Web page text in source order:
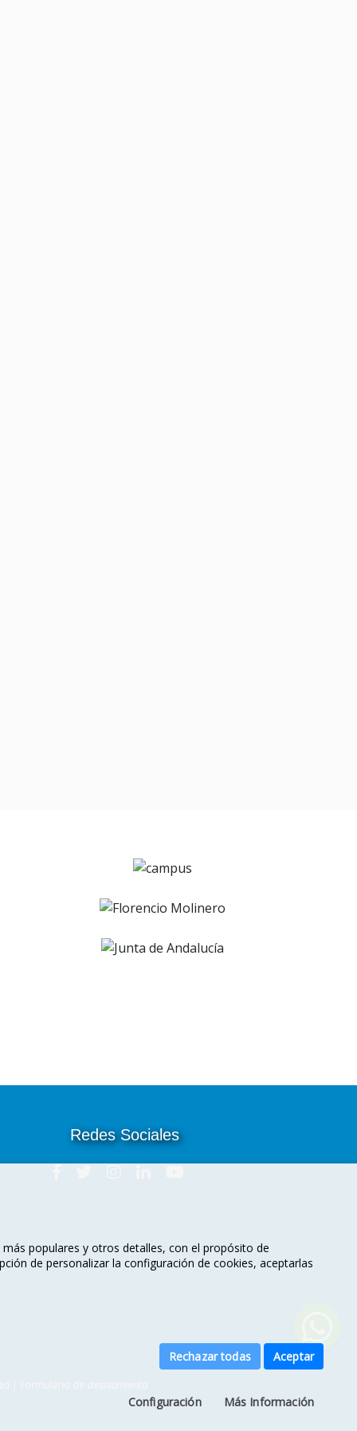
populares y otros detalles, con el propósito de
de personalizar la configuración de cookies, aceptarlas
Rechazar todas Aceptar
Configuración Más Información
Redes Sociales